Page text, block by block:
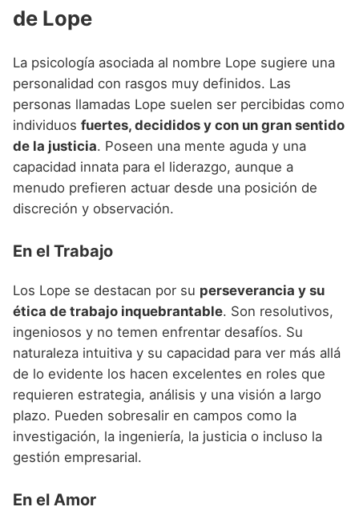
de Lope
La psicología asociada al nombre Lope sugiere una
personalidad con rasgos muy definidos. Las
personas llamadas Lope suelen ser percibidas como
individuos fuertes, decididos y con un gran sentido
de la justicia. Poseen una mente aguda y una
capacidad innata para el liderazgo, aunque a
menudo prefieren actuar desde una posición de
discreción y observación.
En el Trabajo
Los Lope se destacan por su perseverancia y su
ética de trabajo inquebrantable. Son resolutivos,
ingeniosos y no temen enfrentar desafíos. Su
naturaleza intuitiva y su capacidad para ver más allá
de lo evidente los hacen excelentes en roles que
requieren estrategia, análisis y una visión a largo
plazo. Pueden sobresalir en campos como la
investigación, la ingeniería, la justicia o incluso la
gestión empresarial.
En el Amor